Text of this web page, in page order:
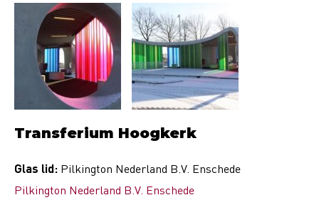
Transferium Hoogkerk
Glas lid: Pilkington Nederland B.V. Enschede
Pilkington Nederland B.V. Enschede